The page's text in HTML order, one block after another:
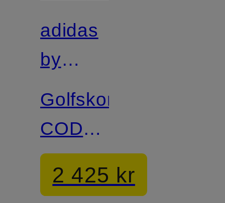
adidas
by
Stella
McCartney
Golfskor
CODECHAOS
BOA
2 425 kr